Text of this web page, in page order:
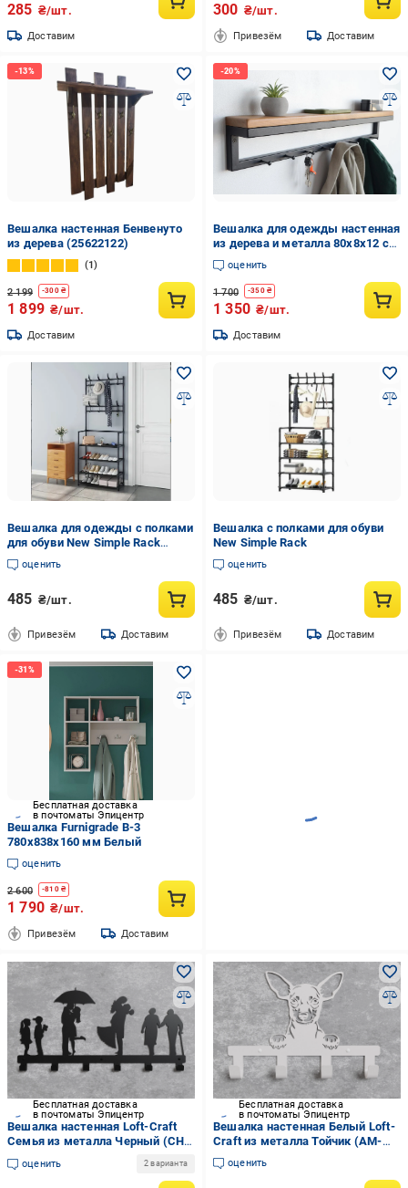
285 ₴/шт.
Доставим
300 ₴/шт.
Привезём Доставим
Вешалка настенная Бенвенуто
из дерева (25622122)
1
2 199 -300₴
1 899 ₴/шт.
Доставим
Вешалка для одежды настенная
из дерева и металла 80x8x12 см
8 крючков Черный/Дуб (CR.MW-
2.5)
оценить
1 700 -350₴
1 350 ₴/шт.
Доставим
Вешалка для одежды с полками
для обуви New Simple Rack
(VI7452)
оценить
485 ₴/шт.
Привезём Доставим
Вешалка с полками для обуви
New Simple Rack
оценить
485 ₴/шт.
Привезём Доставим
Бесплатная доставка
в почтоматы Эпицентр
Вешалка Furnigrade В-3
780х838х160 мм Белый
оценить
2 600 -810₴
1 790 ₴/шт.
Привезём Доставим
Бесплатная доставка
в почтоматы Эпицентр
Вешалка настенная Loft-Craft
Семья из металла Черный (CH-
010-bk)
оценить 2 варианта
Бесплатная доставка
в почтоматы Эпицентр
Вешалка настенная Белый Loft-
Craft из металла Тойчик (AM-
004-wh)
оценить